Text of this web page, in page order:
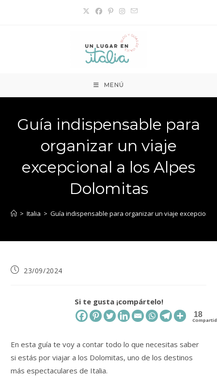
MENÚ
Guía indispensable para
organizar un viaje
excepcional a los Alpes
Dolomitas
> Italia > Guía indispensable para organizar un viaje excepcional
Publicación
23/09/2024
Si te gusta ¡compártelo!
18
En esta guía te voy a contar todo lo que necesitas saber
si estás por viajar a los Dolomitas, uno de los destinos
más espectaculares de Italia.